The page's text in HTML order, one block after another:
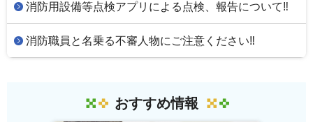
消防用設備等点検アプリによる点検、報告について‼
消防職員と名乗る不審人物にご注意ください‼
おすすめ情報